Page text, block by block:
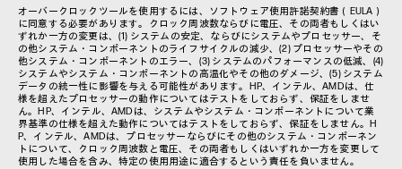
オーバークロックツールを使用するには、ソフトウェア使用許諾契約書（EULA）
に同意する必要があります。クロック周波数ならびに電圧、その両者もしくはい
ずれか一方の変更は、(1) システムの安定、ならびにシステムやプロセッサー、そ
の他システム・コンポーネントのライフサイクルの減少、(2) プロセッサーやその
他システム・コンポーネントのエラー、(3) システムのパフォーマンスの低減、(4)
システムやシステム・コンポーネントの高温化やその他のダメージ、(5) システム
データの統一性に影響を与える可能性があります。HP、インテル、AMDは、仕
様を超えたプロセッサーの動作についてはテストをしておらず、保証をしませ
ん。HP、インテル、AMDは、システムやシステム・コンポーネントについて業
界基準の仕様を超えた動作についてはテストをしておらず、保証をしません。H
P、インテル、AMDは、プロセッサーならびにその他のシステム・コンポーネン
トについて、クロック周波数と電圧、その両者もしくはいずれか一方を変更して
使用した場合を含み、特定の使用用途に適合するという責任を負いません。